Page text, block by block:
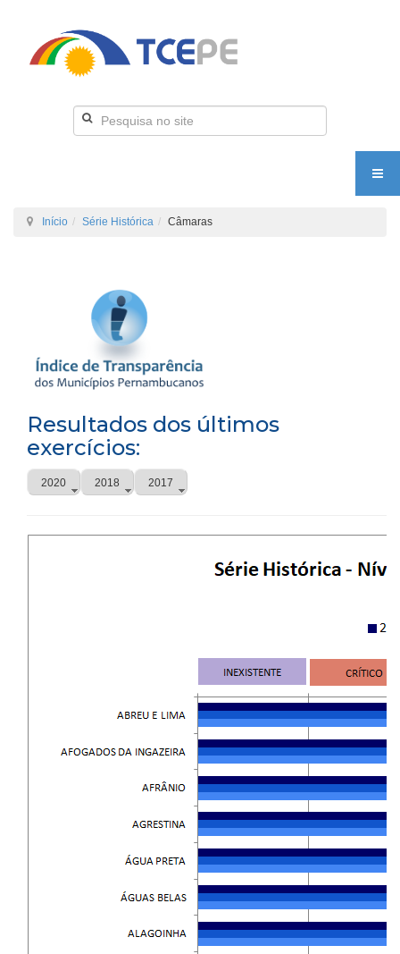
Início Série Histórica Câmaras
Resultados dos últimos
exercícios:
2020 2018 2017